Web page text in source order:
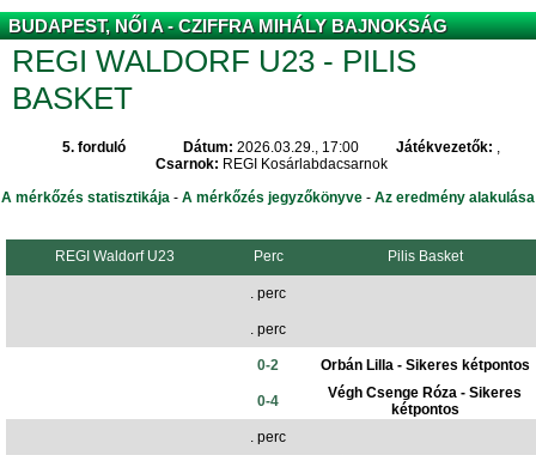
BUDAPEST, NŐI A - CZIFFRA MIHÁLY BAJNOKSÁG
REGI WALDORF U23 - PILIS
BASKET
5. forduló Dátum: 2026.03.29., 17:00 Játékvezetők: ,
Csarnok: REGI Kosárlabdacsarnok
A mérkőzés statisztikája - A mérkőzés jegyzőkönyve - Az eredmény alakulása
REGI Waldorf U23 Perc Pilis Basket
. perc
. perc
0-2 Orbán Lilla - Sikeres kétpontos
0-4
Végh Csenge Róza - Sikeres
kétpontos
. perc